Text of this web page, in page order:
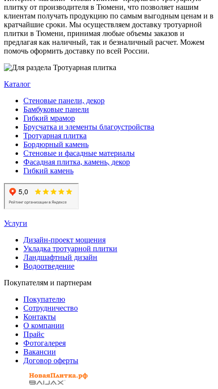
плитку от производителя в Тюмени, что позволяет нашим
клиентам получать продукцию по самым выгодным ценам и в
кратчайшие сроки. Мы осуществляем доставку тротуарной
плитки в Тюмени, принимая любые объемы заказов и
предлагая как наличный, так и безналичный расчет. Можем
помочь оформить доставку по всей России.
Каталог
Стеновые панели, декор
Бамбуковые панели
Гибкий мрамор
Брусчатка и элементы благоустройства
Тротуарная плитка
Бордюрный камень
Стеновые и фасадные материалы
Фасадная плитка, камень, декор
Гибкий камень
Услуги
Дизайн-проект мощения
Укладка тротуарной плитки
Ландшафтный дизайн
Водоотведение
Покупателям и партнерам
Покупателю
Сотрудничество
Контакты
О компании
Прайс
Фотогалерея
Вакансии
Договор оферты